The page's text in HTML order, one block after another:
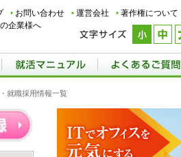
お問い合わせ 運営会社
著作権について
企業様へ
就職採用情報一覧